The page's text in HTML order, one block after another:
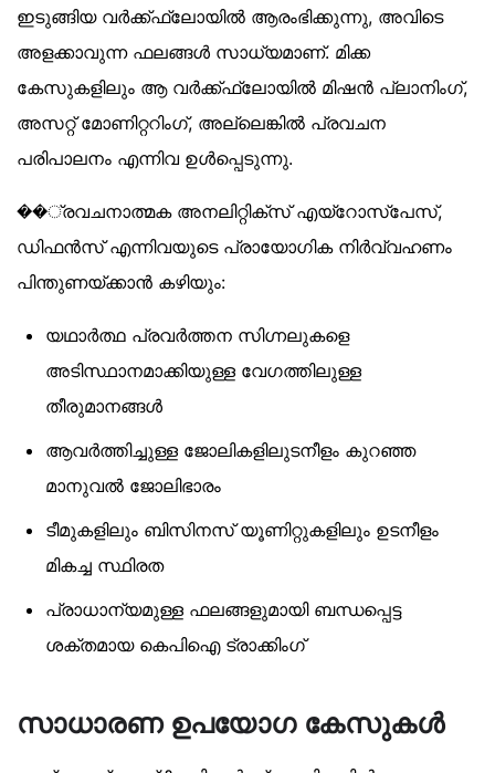
ഇടുങ്ങിയ വർക്ക്ഫ്ലോയിൽ ആരംഭിക്കുന്നു, അവിടെ
അളക്കാവുന്ന ഫലങ്ങൾ സാധ്യമാണ്. മിക്ക
കേസുകളിലും ആ വർക്ക്ഫ്ലോയിൽ മിഷൻ പ്ലാനിംഗ്,
അസറ്റ് മോണിറ്ററിംഗ്, അല്ലെങ്കിൽ പ്രവചന
പരിപാലനം എന്നിവ ഉൾപ്പെടുന്നു.
��്രവചനാത്മക അനലിറ്റിക്‌സ് എയ്‌റോസ്‌പേസ്,
ഡിഫൻസ് എന്നിവയുടെ പ്രായോഗിക നിർവ്വഹണം
പിന്തുണയ്ക്കാൻ കഴിയും:
യഥാർത്ഥ പ്രവർത്തന സിഗ്നലുകളെ
അടിസ്ഥാനമാക്കിയുള്ള വേഗത്തിലുള്ള
തീരുമാനങ്ങൾ
ആവർത്തിച്ചുള്ള ജോലികളിലുടനീളം കുറഞ്ഞ
മാനുവൽ ജോലിഭാരം
ടീമുകളിലും ബിസിനസ് യൂണിറ്റുകളിലും ഉടനീളം
മികച്ച സ്ഥിരത
പ്രാധാന്യമുള്ള ഫലങ്ങളുമായി ബന്ധപ്പെട്ട
ശക്തമായ കെപിഐ ട്രാക്കിംഗ്
സാധാരണ ഉപയോഗ കേസുകൾ